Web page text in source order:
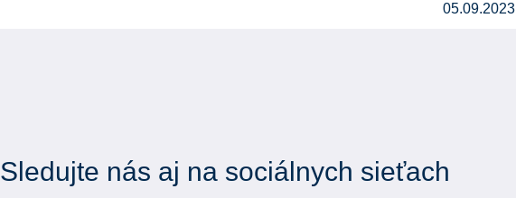
05.09.2023
Sledujte nás aj na sociálnych sieťach